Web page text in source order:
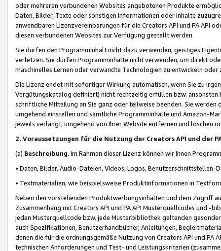
oder mehreren verbundenen Websites angebotenen Produkte
Daten, Bilder, Texte oder sonstigen Informationen oder Inhalte
anwendbaren Lizenzvereinbarungen für die Creators API und PA API
diesen verbundenen Websites zur Verfügung gestellt werden.
Sie dürfen den Programminhalt nicht dazu verwenden, geistiges
verletzen. Sie dürfen Programminhalte nicht verwenden, um direkt
maschinelles Lernen oder verwandte Technologien zu entwickeln
Die Lizenz endet mit sofortiger Wirkung automatisch, wenn Sie zu
Vergütungskatalog definiert) nicht rechtzeitig erfüllen bzw. ansonsten
schriftliche Mitteilung an Sie ganz oder teilweise beenden. Sie werden
umgehend einstellen und sämtliche Programminhalte und Amazon-
jeweils verlangt, umgehend von Ihrer Website entfernen und löschen
2. Voraussetzungen für die Nutzung der Creators API und der
(a) Beschreibung. Im Rahmen dieser Lizenz können wir Ihnen
• Daten, Bilder, Audio-Dateien, Videos, Logos, Benutzerschnittstellen-
• Textmaterialien, wie beispielsweise Produktinformationen in
Neben den vorstehenden Produktwerbungsinhalten und dem Zugriff
Zusammenhang mit Creators API und PA API Musterquellcodes und
jeden Musterquellcode bzw. jede Musterbibliothek geltenden
auch Spezifikationen, Benutzerhandbücher, Anleitungen,
denen die für die ordnungsgemäße Nutzung von Creators API und PA
technischen Anforderungen und Test- und Leistungskriterien